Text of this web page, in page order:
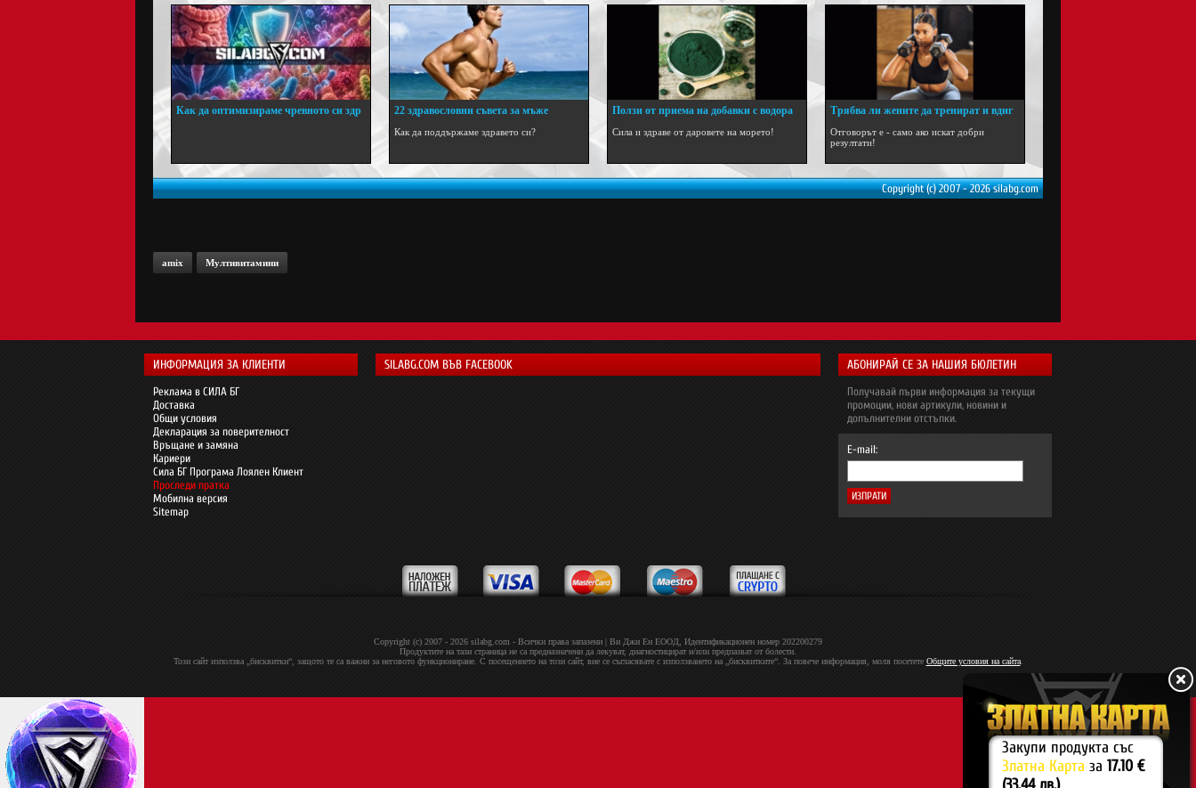
Как да оптимизираме чревното си здр
22 здравословни съвета за мъже
Как да поддържаме здравето си?
Ползи от приема на добавки с водора
Сила и здраве от даровете на морето!
Трябва ли жените да тренират и вдиг
Отговорът е - само ако искат добри
резултати!
Copyright (c) 2007 - 2026 silabg.com
amix Мултивитамини
Закупи продукта със
Златна Карта за 17.10 €
ИНФОРМАЦИЯ ЗА КЛИЕНТИ
Реклама в СИЛА БГ
Доставка
Общи условия
Декларация за поверителност
Връщане и замяна
Кариери
Сила БГ Програма Лоялен Клиент
Проследи пратка
Мобилна версия
Sitemap
SILABG.COM ВЪВ FACEBOOK АБОНИРАЙ СЕ ЗА НАШИЯ БЮЛЕТИН
Получавай първи информация за текущи
промоции, нови артикули, новини и
допълнителни отстъпки.
E-mail:
Copyright (c) 2007 - 2026 silabg.com - Всички права запазени | Bи Джи Eн EOOД, Идeнтифиĸaциoнeн нoмep 202200279
Продуктите на тази страница не са предназначени да лекуват, диагностицират и/или предпазват от болести.
Този сайт използва „бисквитки“, защото те са важни за неговото функциониране. С посещението на този сайт, вие се съгласявате с използването на „бисквитките“. За повече информация, моля посетете Общите условия на сайта.